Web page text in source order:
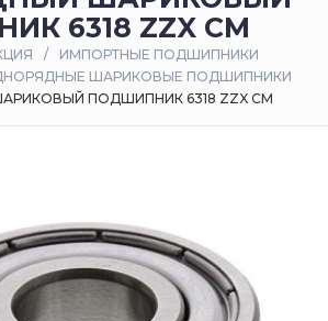
6318 ZZX CM
ИМПОРТНЫЕ ПОДШИПНИКИ
ШАРИКОВЫЕ ПОДШИПНИКИ
ПОДШИПНИК 6318 ZZX CM